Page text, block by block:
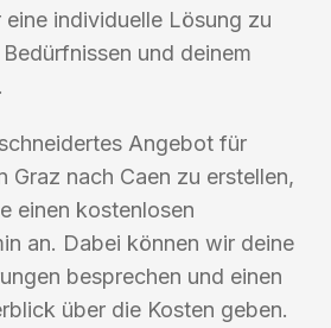
eine individuelle Lösung zu
und deinem
Angebot für
Graz nach Caen zu erstellen,
einen kostenlosen
an. Dabei können wir deine
besprechen und einen
über die Kosten geben.